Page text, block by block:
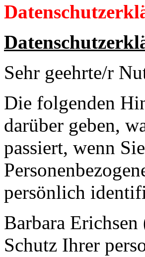
Sehr geehrte/r
Die folgenden
darüber geben,
passiert, wenn
persönlich
Barbara
Schutz Ihrer